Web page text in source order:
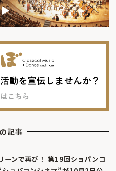
記事
ーンで再び！ 第19回ショパンコ